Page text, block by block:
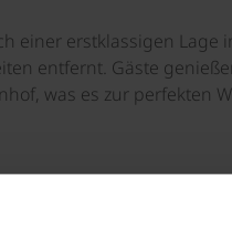
einer erstklassigen Lage
entfernt. Gäste
was es zur perfekten
mit